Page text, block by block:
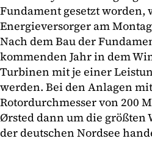
Fundament gesetzt worden,
Energieversorger am
Nach dem Bau der
kommenden Jahr in dem
Turbinen mit je einer
werden. Bei den Anlagen
Rotordurchmesser von 200
Ørsted dann um die
der deutschen Nordsee